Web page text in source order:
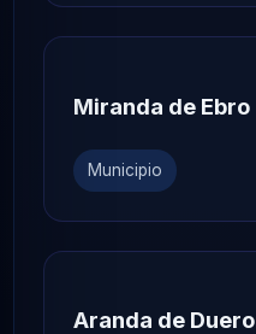
Miranda de Ebro
Municipio
Aranda de Duero